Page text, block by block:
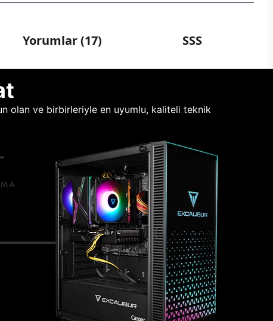
Yorumlar (17) SSS
olan ve birbirleriyle en uyumlu, kaliteli teknik